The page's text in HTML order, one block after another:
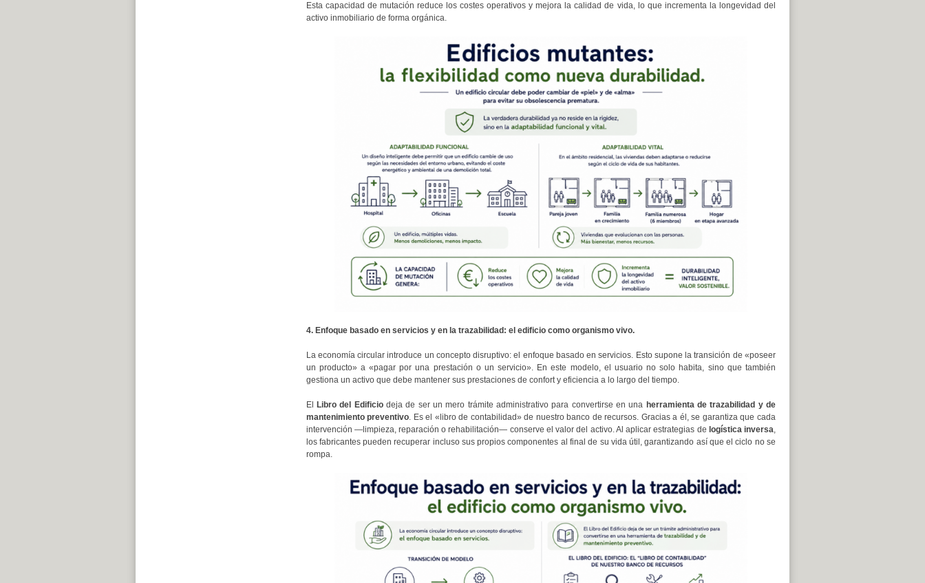
Esta capacidad de mutación reduce los costes operativos y mejora la calidad de vida, lo que incrementa la longevidad del
activo inmobiliario de forma orgánica.
4. Enfoque basado en servicios y en la trazabilidad: el edificio como organismo vivo.
La economía circular introduce un concepto disruptivo: el enfoque basado en servicios. Esto supone la transición de «poseer
un producto» a «pagar por una prestación o un servicio». En este modelo, el usuario no solo habita, sino que también
gestiona un activo que debe mantener sus prestaciones de confort y eficiencia a lo largo del tiempo.
El Libro del Edificiodeja de ser un mero trámite administrativo para convertirse en una herramienta de trazabilidad y de
mantenimiento preventivo. Es el «libro de contabilidad» de nuestro banco de recursos. Gracias a él, se garantiza que cada
intervención —limpieza, reparación o rehabilitación— conserve el valor del activo. Al aplicar estrategias de logística inversa,
los fabricantes pueden recuperar incluso sus propios componentes al final de su vida útil, garantizando así que el ciclo no se
rompa.